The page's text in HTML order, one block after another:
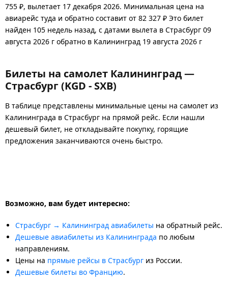
755 ₽, вылетает 17 декабря 2026. Минимальная цена на
авиарейс туда и обратно составит от 82 327 ₽ Это билет
найден 105 недель назад, с датами вылета в Страсбург 09
августа 2026 г обратно в Калининград 19 августа 2026 г
Билеты на самолет Калининград —
Страсбург (KGD - SXB)
В таблице представлены минимальные цены на самолет из
Калининграда в Страсбург на прямой рейс. Если нашли
дешевый билет, не откладывайте покупку, горящие
предложения заканчиваются очень быстро.
Возможно, вам будет интересно:
Страсбург → Калининград авиабилеты на обратный рейс.
Дешевые авиабилеты из Калининграда по любым
направлениям.
Цены на прямые рейсы в Страсбург из России.
Дешевые билеты во Францию.